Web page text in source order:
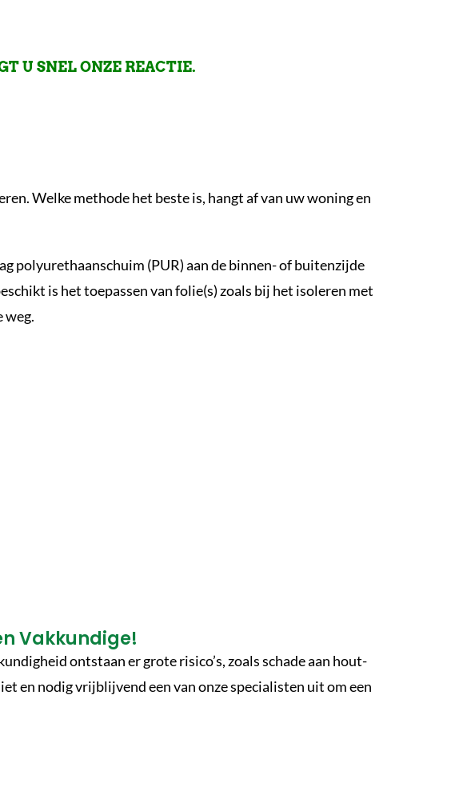
U SNEL ONZE REACTIE.
Welke methode het beste is, hangt af van uw woning en
polyurethaanschuim (PUR) aan de binnen- of buitenzijde
is het toepassen van folie(s) zoals bij het isoleren met
weg.
Vakkundige!
ontstaan er grote risico’s, zoals schade aan hout-
en nodig vrijblijvend een van onze specialisten uit om een